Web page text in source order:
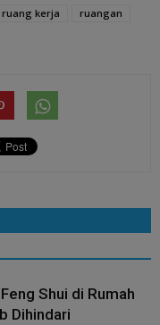
ruang kerja
ruangan
Shui di Rumah
Dihindari